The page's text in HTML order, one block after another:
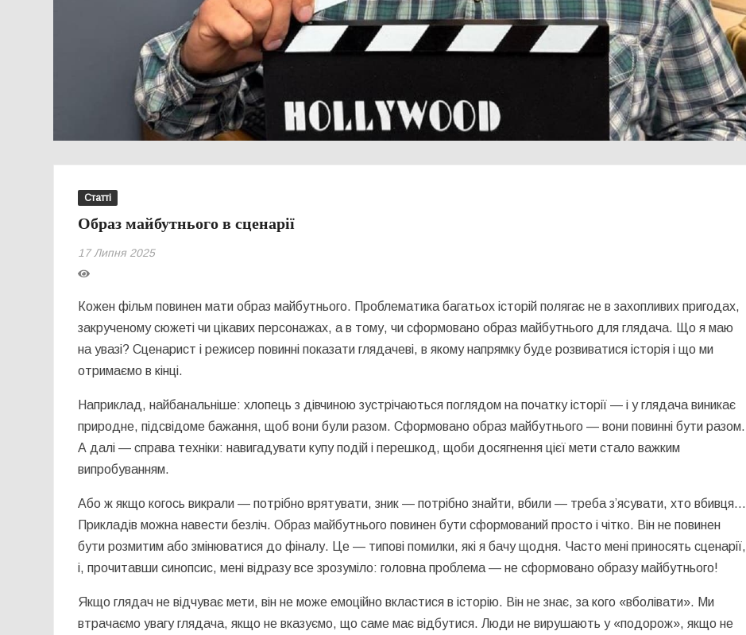
Статті
Образ майбутнього в сценарії
17 Липня 2025
Кожен фільм повинен мати образ майбутнього. Проблематика багатьох історій полягає не в захопливих пригодах,
закрученому сюжеті чи цікавих персонажах, а в тому, чи сформовано образ майбутнього для глядача. Що я маю
на увазі? Сценарист і режисер повинні показати глядачеві, в якому напрямку буде розвиватися історія і що ми
отримаємо в кінці.
Наприклад, найбанальніше: хлопець з дівчиною зустрічаються поглядом на початку історії — і у глядача виникає
природне, підсвідоме бажання, щоб вони були разом. Сформовано образ майбутнього — вони повинні бути разом.
А далі — справа техніки: навигадувати купу подій і перешкод, щоби досягнення цієї мети стало важким
випробуванням.
Або ж якщо когось викрали — потрібно врятувати, зник — потрібно знайти, вбили — треба з’ясувати, хто вбивця…
Прикладів можна навести безліч. Образ майбутнього повинен бути сформований просто і чітко. Він не повинен
бути розмитим або змінюватися до фіналу. Це — типові помилки, які я бачу щодня. Часто мені приносять сценарії,
і, прочитавши синопсис, мені відразу все зрозуміло: головна проблема — не сформовано образу майбутнього!
Якщо глядач не відчуває мети, він не може емоційно вкластися в історію. Він не знає, за кого «вболівати». Ми
втрачаємо увагу глядача, якщо не вказуємо, що саме має відбутися. Люди не вирушають у «подорож», якщо не